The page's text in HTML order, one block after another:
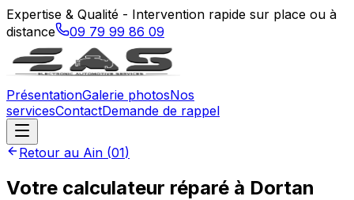
Expertise & Qualité - Intervention rapide sur place ou à
distance
09 79 99 86 09
PrésentationGalerie photosNos
servicesContactDemande de rappel
Retour au Ain (01)
Votre calculateur réparé à Dortan